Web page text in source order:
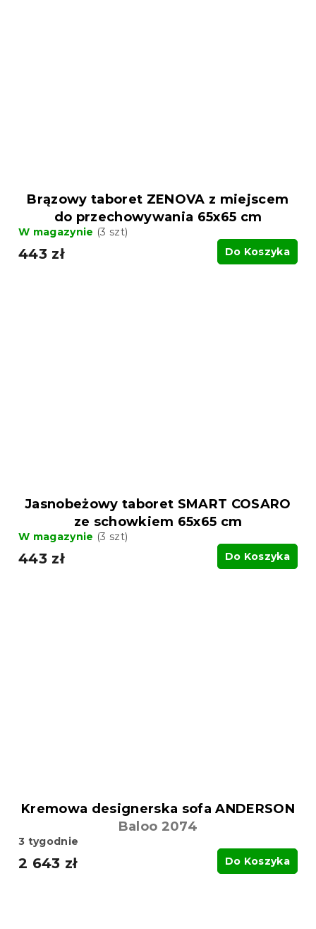
Brązowy taboret ZENOVA z miejscem
do przechowywania 65x65 cm
W magazynie (3 szt)
443 zł Do Koszyka
Jasnobeżowy taboret SMART COSARO
ze schowkiem 65x65 cm
W magazynie (3 szt)
443 zł Do Koszyka
Kremowa designerska sofa ANDERSON
Baloo 2074
3 tygodnie
2 643 zł Do Koszyka